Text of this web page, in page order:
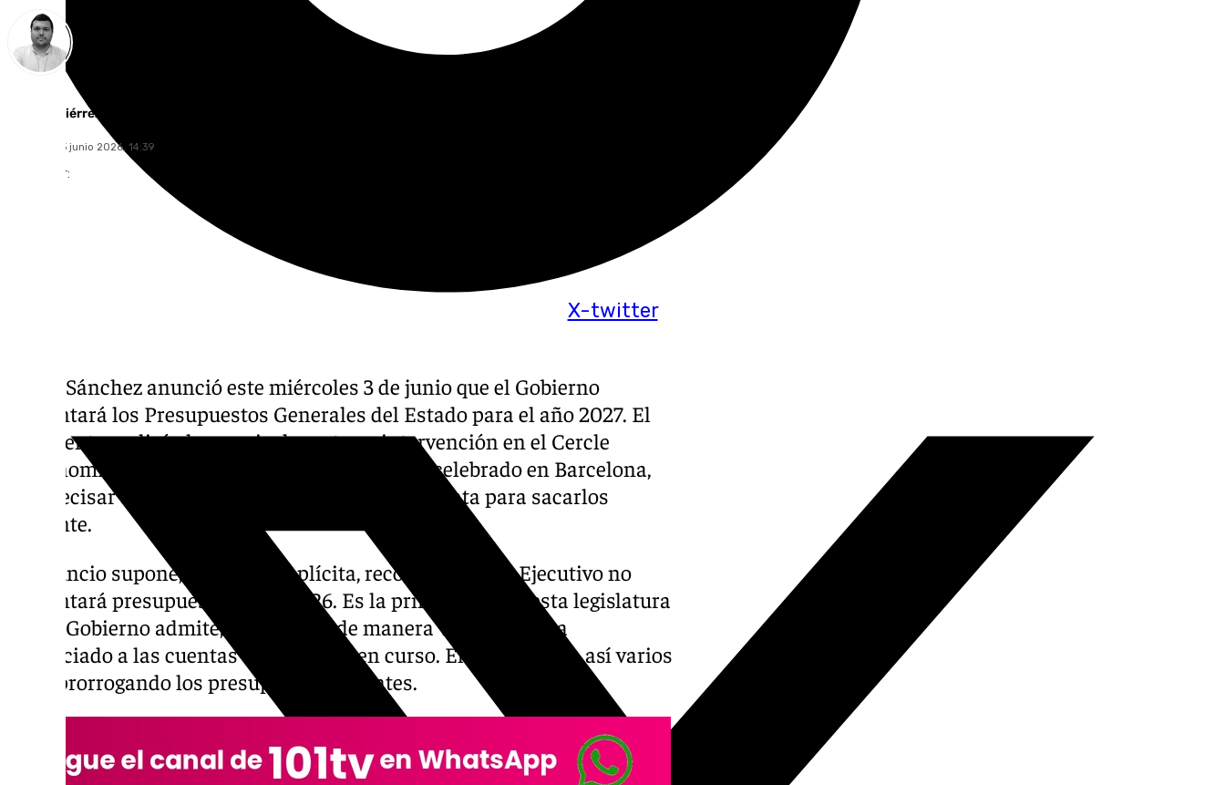
X-twitter
Borja Gutiérrez
miércoles, 3 junio 2026, 14:39
Compartir:
Pedro Sánchez anunció este miércoles 3 de junio que el Gobierno
presentará los Presupuestos Generales del Estado para el año 2027. El
presidente realizó el anuncio durante su intervención en el Cercle
d’Economía, un foro empresarial de referencia celebrado en Barcelona,
sin precisar con qué respaldo parlamentario cuenta para sacarlos
adelante.
El anuncio supone, de forma implícita, reconocer que el Ejecutivo no
presentará presupuestos para 2026. Es la primera vez en esta legislatura
que el Gobierno admite, aunque sea de manera velada, que ha
renunciado a las cuentas del ejercicio en curso. El Estado lleva así varios
años prorrogando los presupuestos vigentes.